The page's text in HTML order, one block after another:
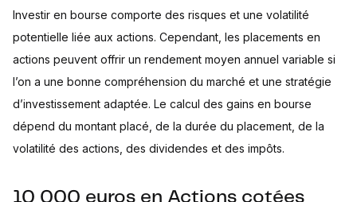
Investir en bourse comporte des risques et une volatilité
potentielle liée aux actions. Cependant, les placements en
actions peuvent offrir un rendement moyen annuel variable si
l’on a une bonne compréhension du marché et une stratégie
d’investissement adaptée. Le calcul des gains en bourse
dépend du montant placé, de la durée du placement, de la
volatilité des actions, des dividendes et des impôts.
10 000 euros en Actions cotées